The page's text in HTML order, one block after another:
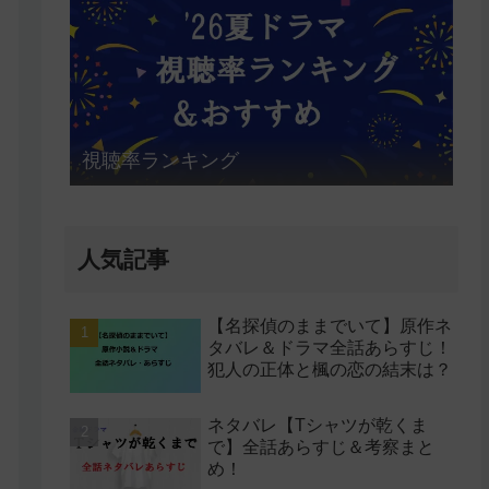
視聴率ランキング
人気記事
【名探偵のままでいて】原作ネ
タバレ＆ドラマ全話あらすじ！
犯人の正体と楓の恋の結末は？
ネタバレ【Tシャツが乾くま
で】全話あらすじ＆考察まと
め！